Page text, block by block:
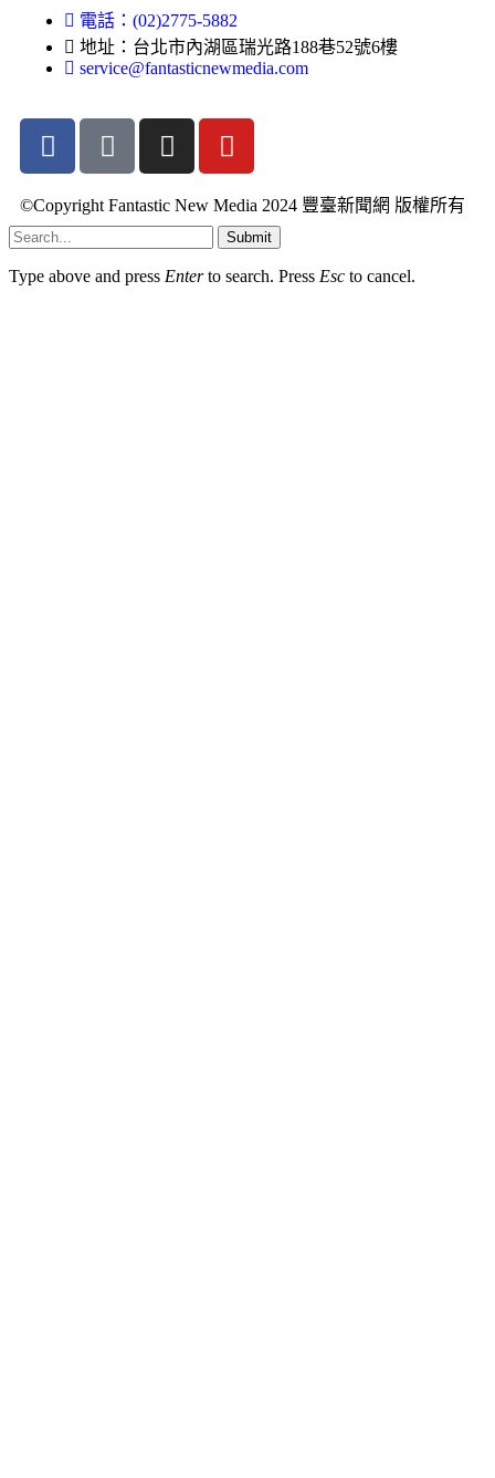
電話：(02)2775-5882
地址：台北市內湖區瑞光路188巷52號6樓
service@fantasticnewmedia.com
©Copyright Fantastic New Media 2024 豐臺新聞網 版權所有
Submit
Type above and press Enterto search. Press Esc to cancel.